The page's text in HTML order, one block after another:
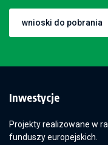
wnioski do pobrania
Inwestycje
Projekty realizowane w
funduszy europejskich.